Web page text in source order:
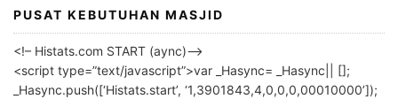
PUSAT KEBUTUHAN MASJID
<!– Histats.com START (aync)–>
<script type=”text/javascript”>var _Hasync= _Hasync|| [];
_Hasync.push([‘Histats.start’, ‘1,3901843,4,0,0,0,00010000’]);